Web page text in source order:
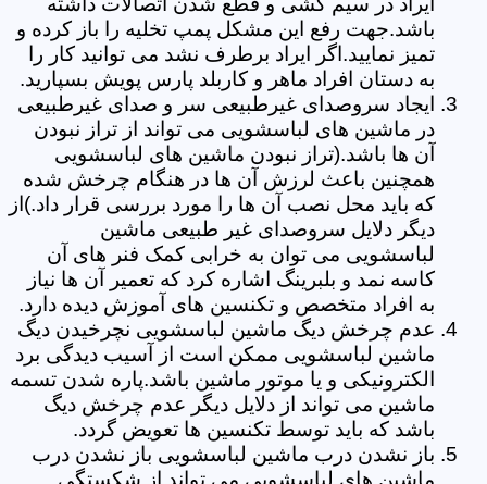
باشد.جهت رفع این مشکل پمپ تخلیه را باز کرده و
تمیز نمایید.اگر ایراد برطرف نشد می توانید کار را
به دستان افراد ماهر و کاربلد پارس پویش بسپارید.
ایجاد سروصدای غیرطبیعی سر و صدای غیرطبیعی
در ماشین های لباسشویی می تواند از تراز نبودن
آن ها باشد.(تراز نبودن ماشین های لباسشویی
همچنین باعث لرزش آن ها در هنگام چرخش شده
که باید محل نصب آن ها را مورد بررسی قرار داد.)از
دیگر دلایل سروصدای غیر طبیعی ماشین
لباسشویی می توان به خرابی کمک فنر های آن
کاسه نمد و بلبرینگ اشاره کرد که تعمیر آن ها نیاز
به افراد متخصص و تکنسین های آموزش دیده دارد.
عدم چرخش دیگ ماشین لباسشویی نچرخیدن دیگ
ماشین لباسشویی ممکن است از آسیب دیدگی برد
الکترونیکی و یا موتور ماشین باشد.پاره شدن تسمه
ماشین می تواند از دلایل دیگر عدم چرخش دیگ
باشد که باید توسط تکنسین ها تعویض گردد.
باز نشدن درب ماشین لباسشویی باز نشدن درب
ماشین های لباسشویی می تواند از شکستگی